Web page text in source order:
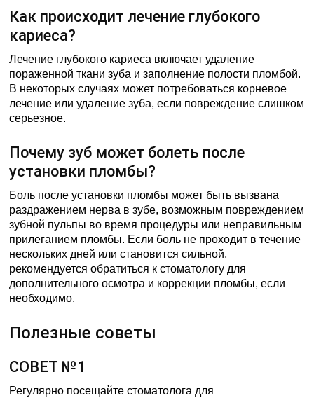
Как происходит лечение глубокого
кариеса?
Лечение глубокого кариеса включает удаление
пораженной ткани зуба и заполнение полости пломбой.
В некоторых случаях может потребоваться корневое
лечение или удаление зуба, если повреждение слишком
серьезное.
Почему зуб может болеть после
установки пломбы?
Боль после установки пломбы может быть вызвана
раздражением нерва в зубе, возможным повреждением
зубной пульпы во время процедуры или неправильным
прилеганием пломбы. Если боль не проходит в течение
нескольких дней или становится сильной,
рекомендуется обратиться к стоматологу для
дополнительного осмотра и коррекции пломбы, если
необходимо.
Полезные советы
СОВЕТ №1
Регулярно посещайте стоматолога для